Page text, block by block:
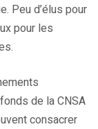
Peu d’élus pour
pour les
de la CNSA
consacrer